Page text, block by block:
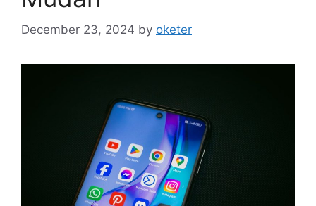
December 23, 2024 by oketer